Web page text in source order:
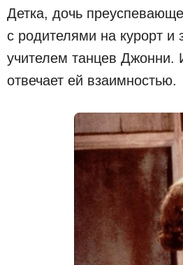
Детка, дочь
с родителями на курорт
учителем танцев Джонни.
отвечает ей взаимностью.